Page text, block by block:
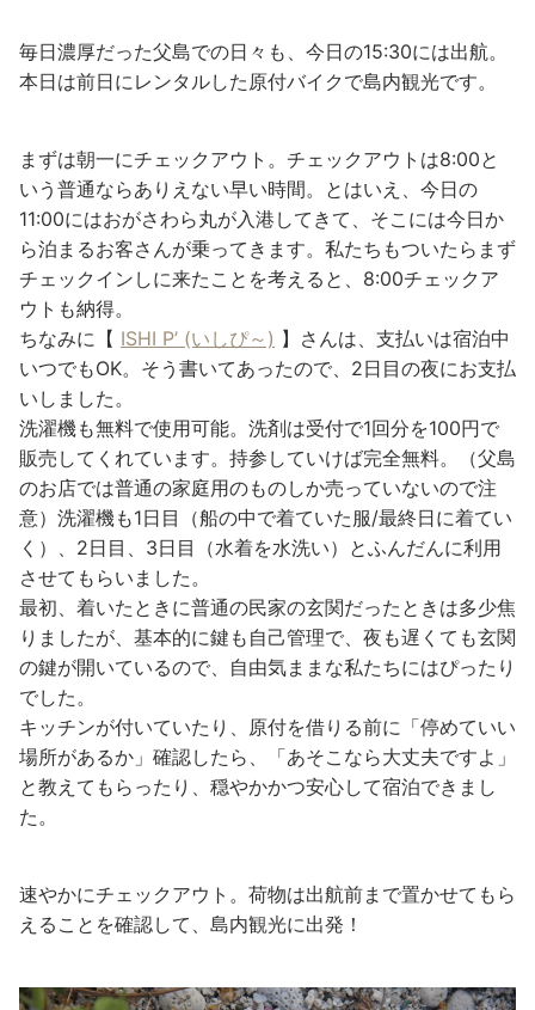
毎日濃厚だった父島での日々も、今日の15:30には出航。
本日は前日にレンタルした原付バイクで島内観光です。
まずは朝一にチェックアウト。チェックアウトは8:00と
いう普通ならありえない早い時間。とはいえ、今日の
11:00にはおがさわら丸が入港してきて、そこには今日か
ら泊まるお客さんが乗ってきます。私たちもついたらまず
チェックインしに来たことを考えると、8:00チェックア
ウトも納得。
ちなみに【 ISHI P’ (いしぴ～) 】さんは、支払いは宿泊中
いつでもOK。そう書いてあったので、2日目の夜にお支払
いしました。
洗濯機も無料で使用可能。洗剤は受付で1回分を100円で
販売してくれています。持参していけば完全無料。（父島
のお店では普通の家庭用のものしか売っていないので注
意）洗濯機も1日目（船の中で着ていた服/最終日に着てい
く）、2日目、3日目（水着を水洗い）とふんだんに利用
させてもらいました。
最初、着いたときに普通の民家の玄関だったときは多少焦
りましたが、基本的に鍵も自己管理で、夜も遅くても玄関
の鍵が開いているので、自由気ままな私たちにはぴったり
でした。
キッチンが付いていたり、原付を借りる前に「停めていい
場所があるか」確認したら、「あそこなら大丈夫ですよ」
と教えてもらったり、穏やかかつ安心して宿泊できまし
た。
速やかにチェックアウト。荷物は出航前まで置かせてもら
えることを確認して、島内観光に出発！